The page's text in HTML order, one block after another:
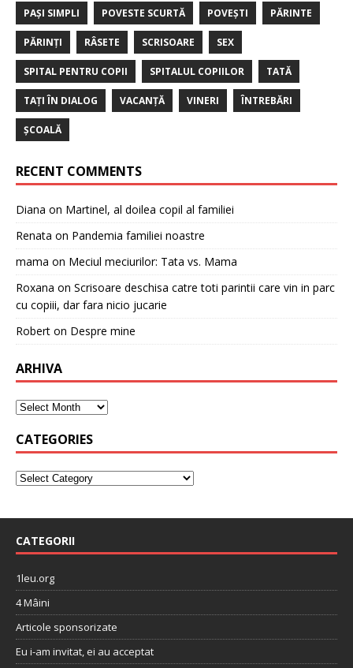
PAȘI SIMPLI POVESTE SCURTĂ POVEȘTI PĂRINTE
PĂRINȚI RÂSETE SCRISOARE SEX
SPITAL PENTRU COPII SPITALUL COPIILOR TATĂ
TAȚI ÎN DIALOG VACANȚĂ VINERI ÎNTREBĂRI
ȘCOALĂ
RECENT COMMENTS
Diana on Martinel, al doilea copil al familiei
Renata on Pandemia familiei noastre
mama on Meciul meciurilor: Tata vs. Mama
Roxana on Scrisoare deschisa catre toti parintii care vin in parc
cu copiii, dar fara nicio jucarie
Robert on Despre mine
ARHIVA
CATEGORIES
CATEGORII
1leu.org
4 Mâini
Articole sponsorizate
Eu i-am invitat, ei au acceptat